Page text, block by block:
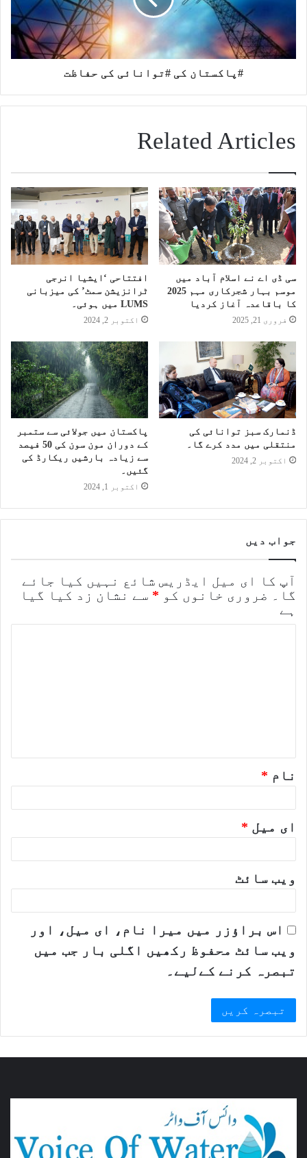
#پاکستان کی #توانائی کی حفاظت
Related Articles
سی ڈی اے نے اسلام آباد میں
موسم بہار شجرکاری مہم 2025
کا باقاعدہ آغاز کردیا
فروری 21, 2025
افتتاحی ‘ایشیا انرجی
ٹرانزیشن سمٹ’ کی میزبانی
LUMS میں ہوئی۔
اکتوبر 2, 2024
ڈنمارک سبز توانائی کی
منتقلی میں مدد کرے گا۔
اکتوبر 2, 2024
پاکستان میں جولائی سے ستمبر
کے دوران مون سون کی 50 فیصد
سے زیادہ بارشیں ریکارڈ کی
گئیں۔
اکتوبر 1, 2024
جواب دیں
آپ کا ای میل ایڈریس شائع نہیں کیا جائے
گا۔
ضروری خانوں کو * سے نشان زد کیا گیا
ہے
نام *
ای میل *
ویب‌ سائٹ
اس براؤزر میں میرا نام، ای میل، اور
ویب سائٹ محفوظ رکھیں اگلی بار جب میں
تبصرہ کرنے کےلیے۔